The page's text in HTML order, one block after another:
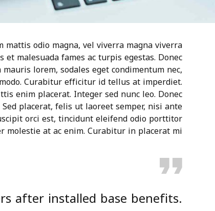
odio magna, vel viverra magna viverra
malesuada fames ac turpis egestas. Donec
lorem, sodales eget condimentum nec,
Curabitur efficitur id tellus at imperdiet.
enim placerat. Integer sed nunc leo. Donec
placerat, felis ut laoreet semper, nisi ante
orci est, tincidunt eleifend odio porttitor
at ac enim. Curabitur in placerat mi.
after installed base benefits.